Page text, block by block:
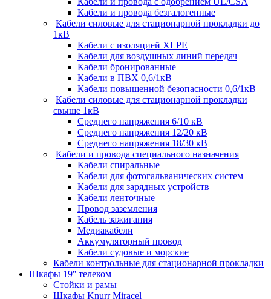
Кабели и провода безгалогенные
Кабели силовые для стационарной прокладки до
1кВ
Кабели c изоляцией XLPE
Кабели для воздушных линий передач
Кабели бронированные
Кабели в ПВХ 0,6/1кВ
Кабели повышенной безопасности 0,6/1кВ
Кабели силовые для стационарной прокладки
свыше 1кВ
Среднего напряжения 6/10 кВ
Среднего напряжения 12/20 кВ
Среднего напряжения 18/30 кВ
Кабели и провода специального назначения
Кабели спиральные
Кабели для фотогальванических систем
Кабели для зарядных устройств
Кабели ленточные
Провод заземления
Кабель зажигания
Медиакабели
Аккумуляторный провод
Кабели судовые и морские
Кабели контрольные для стационарной прокладки
Шкафы 19'' телеком
Стойки и рамы
Шкафы Knurr Miracel